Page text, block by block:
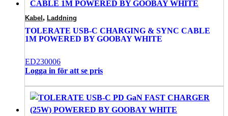
Kabel , Laddning
TOLERATE USB-C CHARGING & SYNC CABLE
1M POWERED BY GOOBAY WHITE
ED230006
Logga in för att se pris